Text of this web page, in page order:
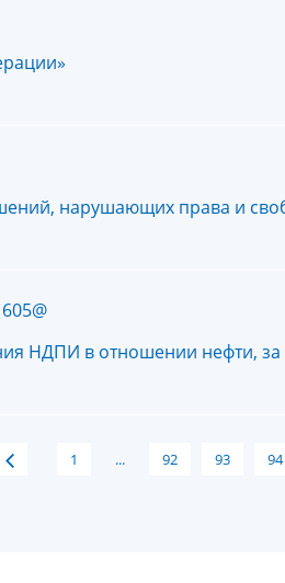
нарушающих права и
НДПИ в отношении нефти, за
1 ... 92 93 94